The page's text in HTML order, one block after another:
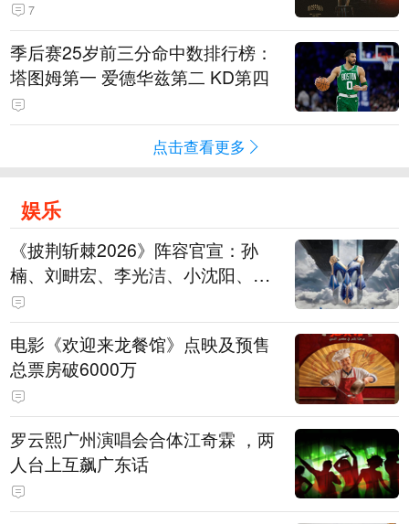
7
季后赛25岁前三分命中数排行榜：
塔图姆第一 爱德华兹第二 KD第四
点击查看更多
娱乐
《披荆斩棘2026》阵容官宣：孙
楠、刘畊宏、李光洁、小沈阳、余
文乐、王传君等28位艺人
电影《欢迎来龙餐馆》点映及预售
总票房破6000万
罗云熙广州演唱会合体江奇霖 ，两
人台上互飙广东话